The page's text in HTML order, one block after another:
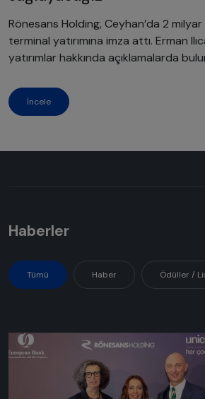
Rönesans Holding, Ceyhan’da 2 milyar
terminal yatırımına imza attı. Erman
yatırımlar hakkında açıklamalarda
İncele
Haberler
Tümü Haber Ödüller /